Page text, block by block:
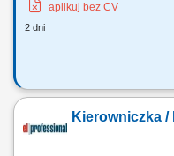
aplikuj bez CV
2 dni
Planowanie i zarządzanie
Nadzór nad harmonogramem
kosztów; Zapewnienie
Kierowniczka